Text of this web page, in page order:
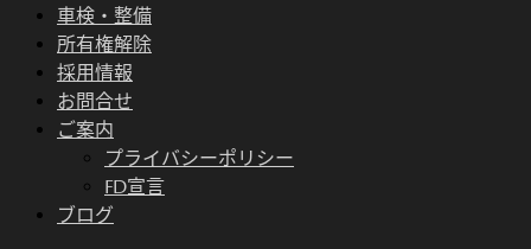
車検・整備
所有権解除
採用情報
お問合せ
ご案内
プライバシーポリシー
FD宣言
ブログ